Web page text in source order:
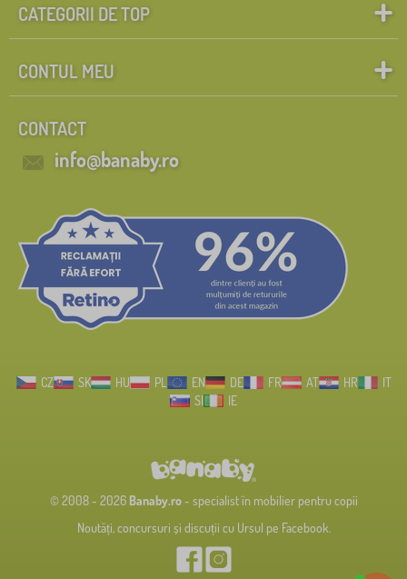
CATEGORII DE TOP
CONTUL MEU
CONTACT
info@banaby.ro
CZ SK HU PL EN DE FR AT HR
IT
SI
IE
© 2008 - 2026 Banaby.ro- specialist în mobilier pentru copii
Noutăți, concursuri și discuții cu Ursul pe Facebook.